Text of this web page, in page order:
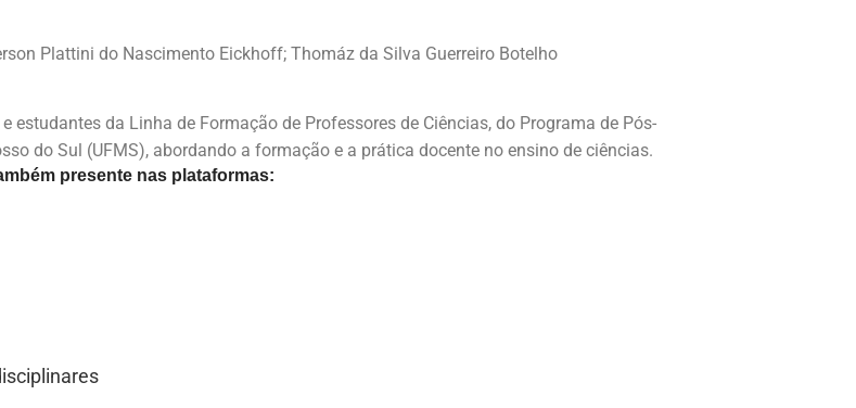
Plattini do Nascimento Eickhoff; Thomáz da Silva Guerreiro Botelho
da Linha de Formação de Professores de Ciências, do Programa de Pós-
do Sul (UFMS), abordando a formação e a prática docente no ensino de ciências.
presente nas plataformas: